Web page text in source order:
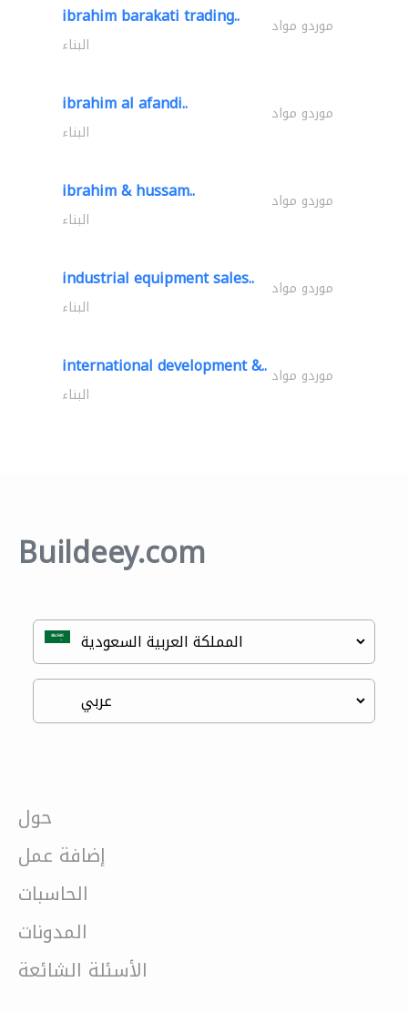
ibrahim barakati trading.. موردو مواد
البناء
ibrahim al afandi.. موردو مواد
البناء
ibrahim & hussam.. موردو مواد
البناء
industrial equipment sales.. موردو مواد
البناء
international development &.. موردو مواد
البناء
Buildeey.com
حول
إضافة عمل
الحاسبات
المدونات
الأسئلة الشائعة